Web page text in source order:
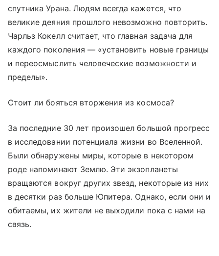
спутника Урана. Людям всегда кажется, что
великие деяния прошлого невозможно повторить.
Чарльз Кокелл считает, что главная задача для
каждого поколения — «установить новые границы
и переосмыслить человеческие возможности и
пределы».
Стоит ли бояться вторжения из космоса?
За последние 30 лет произошел большой прогресс
в исследовании потенциала жизни во Вселенной.
Были обнаружены миры, которые в некотором
роде напоминают Землю. Эти экзопланеты
вращаются вокруг других звезд, некоторые из них
в десятки раз больше Юпитера. Однако, если они и
обитаемы, их жители не выходили пока с нами на
связь.